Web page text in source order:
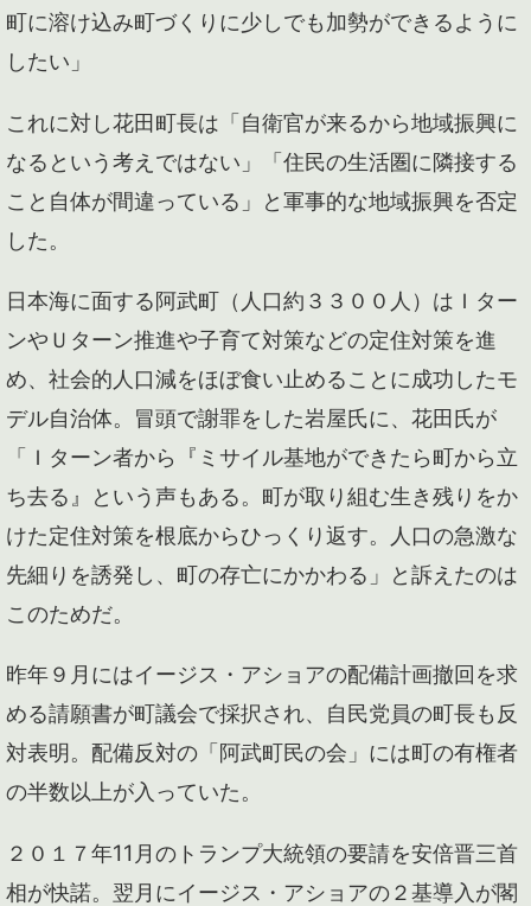
町に溶け込み町づくりに少しでも加勢ができるように
したい」
これに対し花田町長は「自衛官が来るから地域振興に
なるという考えではない」「住民の生活圏に隣接する
こと自体が間違っている」と軍事的な地域振興を否定
した。
日本海に面する阿武町（人口約３３００人）はＩター
ンやＵターン推進や子育て対策などの定住対策を進
め、社会的人口減をほぼ食い止めることに成功したモ
デル自治体。冒頭で謝罪をした岩屋氏に、花田氏が
「Ｉターン者から『ミサイル基地ができたら町から立
ち去る』という声もある。町が取り組む生き残りをか
けた定住対策を根底からひっくり返す。人口の急激な
先細りを誘発し、町の存亡にかかわる」と訴えたのは
このためだ。
昨年９月にはイージス・アショアの配備計画撤回を求
める請願書が町議会で採択され、自民党員の町長も反
対表明。配備反対の「阿武町民の会」には町の有権者
の半数以上が入っていた。
２０１７年11月のトランプ大統領の要請を安倍晋三首
相が快諾。翌月にイージス・アショアの２基導入が閣